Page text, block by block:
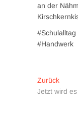
an der
#Handwerk
Zurück
Jetzt wird